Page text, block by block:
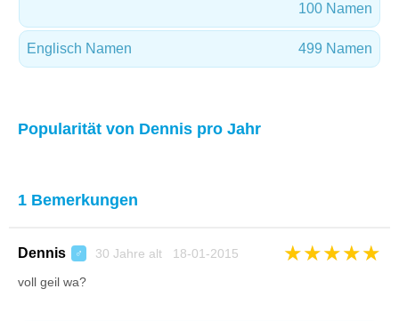
100 Namen
Englisch Namen 499 Namen
Popularität von Dennis pro Jahr
1 Bemerkungen
Dennis ♂ 30 Jahre alt 18-01-2015 ★★★★★
voll geil wa?